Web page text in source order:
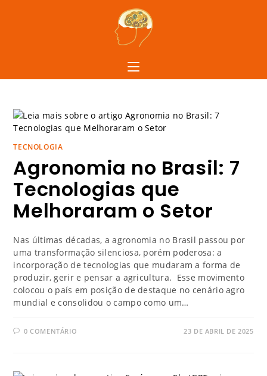
TECNOLOGIA
Agronomia no Brasil: 7
Tecnologias que
Melhoraram o Setor
Nas últimas décadas, a agronomia no Brasil passou por
uma transformação silenciosa, porém poderosa: a
incorporação de tecnologias que mudaram a forma de
produzir, gerir e pensar a agricultura. Esse movimento
colocou o país em posição de destaque no cenário agro
mundial e consolidou o campo como um…
0 COMENTÁRIO 23 DE ABRIL DE 2025